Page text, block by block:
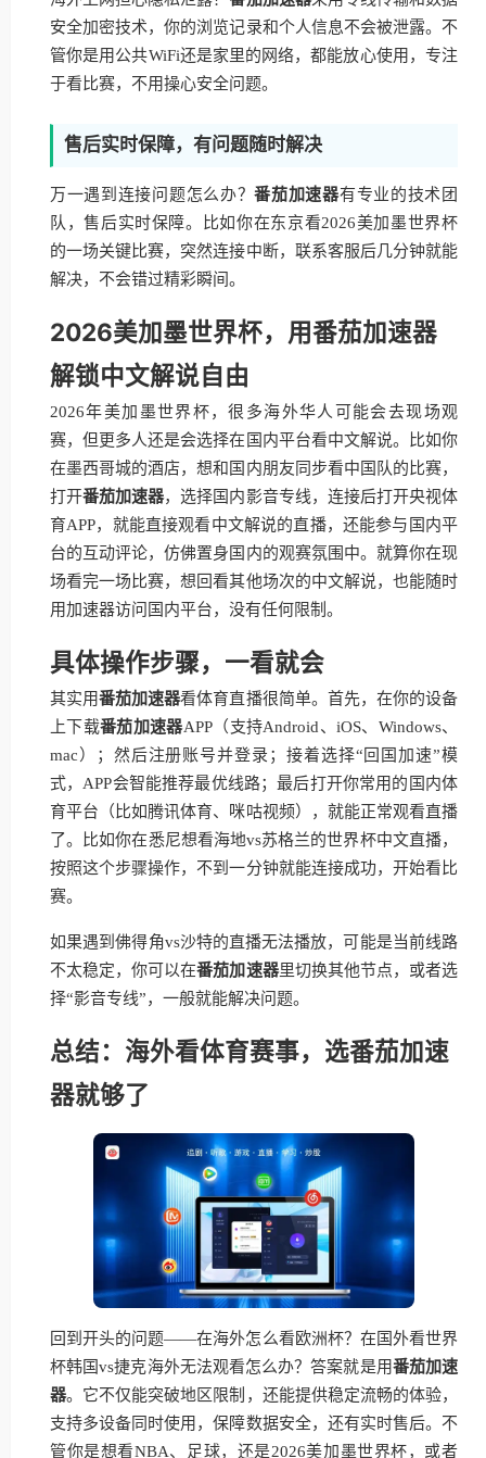
安全加密技术，你的浏览记录和个人信息不会被泄露。不
管你是用公共WiFi还是家里的网络，都能放心使用，专注
于看比赛，不用操心安全问题。
售后实时保障，有问题随时解决
万一遇到连接问题怎么办？番茄加速器有专业的技术团
队，售后实时保障。比如你在东京看2026美加墨世界杯
的一场关键比赛，突然连接中断，联系客服后几分钟就能
解决，不会错过精彩瞬间。
2026美加墨世界杯，用番茄加速器
解锁中文解说自由
2026年美加墨世界杯，很多海外华人可能会去现场观
赛，但更多人还是会选择在国内平台看中文解说。比如你
在墨西哥城的酒店，想和国内朋友同步看中国队的比赛，
打开番茄加速器，选择国内影音专线，连接后打开央视体
育APP，就能直接观看中文解说的直播，还能参与国内平
台的互动评论，仿佛置身国内的观赛氛围中。就算你在现
场看完一场比赛，想回看其他场次的中文解说，也能随时
用加速器访问国内平台，没有任何限制。
具体操作步骤，一看就会
其实用番茄加速器看体育直播很简单。首先，在你的设备
上下载番茄加速器APP（支持Android、iOS、Windows、
mac）；然后注册账号并登录；接着选择“回国加速”模
式，APP会智能推荐最优线路；最后打开你常用的国内体
育平台（比如腾讯体育、咪咕视频），就能正常观看直播
了。比如你在悉尼想看海地vs苏格兰的世界杯中文直播，
按照这个步骤操作，不到一分钟就能连接成功，开始看比
赛。
如果遇到佛得角vs沙特的直播无法播放，可能是当前线路
不太稳定，你可以在番茄加速器里切换其他节点，或者选
择“影音专线”，一般就能解决问题。
总结：海外看体育赛事，选番茄加速
器就够了
回到开头的问题——在海外怎么看欧洲杯？在国外看世界
杯韩国vs捷克海外无法观看怎么办？答案就是用番茄加速
器。它不仅能突破地区限制，还能提供稳定流畅的体验，
支持多设备同时使用，保障数据安全，还有实时售后。不
管你是想看NBA、足球，还是2026美加墨世界杯，或者